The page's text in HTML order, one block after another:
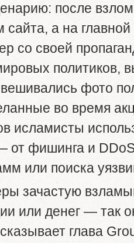
после
сайта, а на
со своей
политиков,
фото
во время
исламисты
фишинга и
или поиска
зачастую
или денег — так
глава